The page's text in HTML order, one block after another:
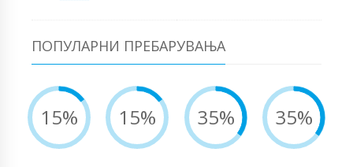
ПОПУЛАРНИ ПРЕБАРУВАЊА
15% 15% 35% 35%